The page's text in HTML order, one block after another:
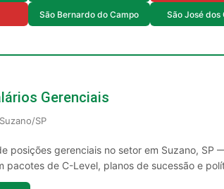
São Bernardo do Campo São José dos
Gerenciais
SP
posições gerenciais no setor em Suzano, SP
pacotes de C-Level, planos de sucessão e